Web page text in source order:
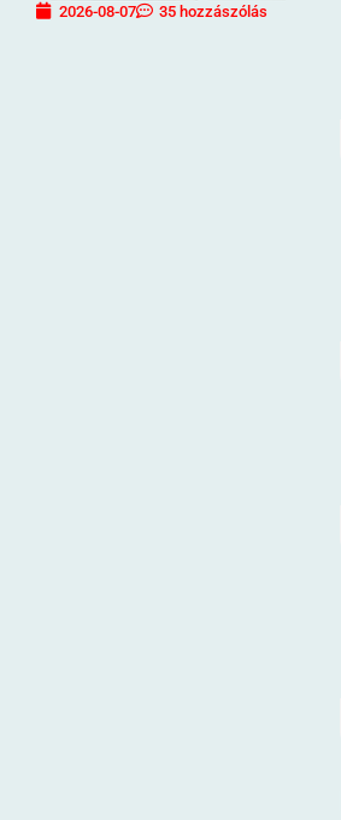
2026-08-07 35 hozzászólás